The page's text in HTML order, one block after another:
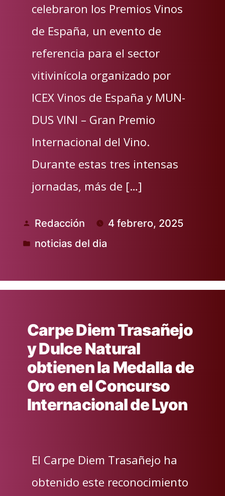
celebraron los Premios Vinos
de España, un evento de
referencia para el sector
vitivinícola organizado por
ICEX Vinos de España y MUN-
DUS VINI – Gran Premio
Internacional del Vino.
Durante estas tres intensas
jornadas, más de […]
Publicado
por
Redacción 4 febrero, 2025
Publicado
noticias del dia
Carpe Diem Trasañejo
y Dulce Natural
obtienen la Medalla de
Oro en el Concurso
Internacional de Lyon
El Carpe Diem Trasañejo ha
obtenido este reconocimiento